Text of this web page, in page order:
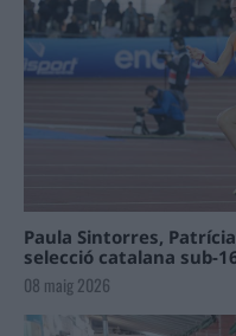
Paula Sintorres,
selecció catalana sub-
08 maig 2026